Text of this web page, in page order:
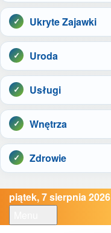
Ukryte Zajawki
Uroda
Usługi
Wnętrza
Zdrowie
piątek, 7 sierpnia 2026